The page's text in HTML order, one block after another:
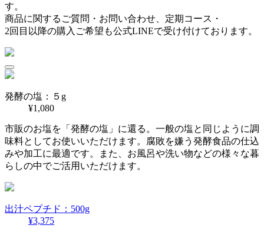
す。
商品に関するご質問・お問い合わせ、定期コース・
2回目以降の購入ご希望も公式LINEで受け付けております。
発酵の塩：５g
¥1,080
市販のお塩を「発酵の塩」に還る。一般の塩と同じように調
味料としてお使いいただけます。腐敗を嫌う発酵食品の仕込
みや加工に最適です。また、お風呂や洗い物などの様々な暮
らしの中でご活用いただけます。
出汁ペプチド：500g
¥3,375